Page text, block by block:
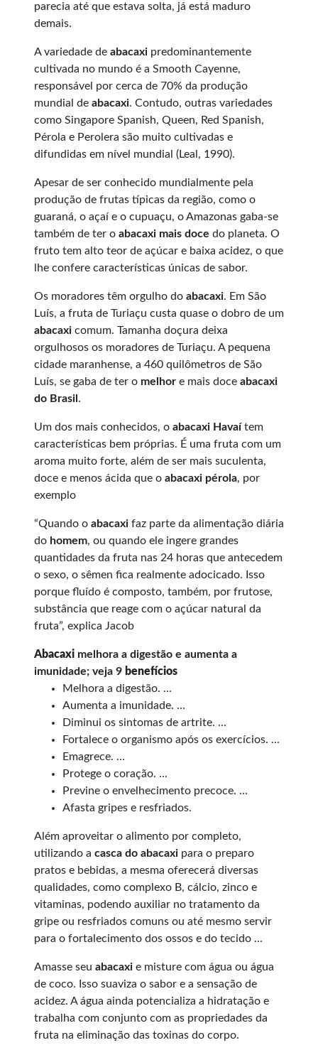
parecia até que estava solta, já está maduro
demais.
A variedade de abacaxi predominantemente
cultivada no mundo é a Smooth Cayenne,
responsável por cerca de 70% da produção
mundial de abacaxi. Contudo, outras variedades
como Singapore Spanish, Queen, Red Spanish,
Pérola e Perolera são muito cultivadas e
difundidas em nível mundial (Leal, 1990).
Apesar de ser conhecido mundialmente pela
produção de frutas típicas da região, como o
guaraná, o açaí e o cupuaçu, o Amazonas gaba-se
também de ter o abacaxi mais doce do planeta. O
fruto tem alto teor de açúcar e baixa acidez, o que
lhe confere características únicas de sabor.
Os moradores têm orgulho do abacaxi. Em São
Luís, a fruta de Turiaçu custa quase o dobro de um
abacaxi comum. Tamanha doçura deixa
orgulhosos os moradores de Turiaçu. A pequena
cidade maranhense, a 460 quilômetros de São
Luís, se gaba de ter o melhor e mais doce abacaxi
do Brasil .
Um dos mais conhecidos, o abacaxi Havaítem
características bem próprias. É uma fruta com um
aroma muito forte, além de ser mais suculenta,
doce e menos ácida que o abacaxi pérola, por
exemplo
“Quando o abacaxi faz parte da alimentação diária
do homem, ou quando ele ingere grandes
quantidades da fruta nas 24 horas que antecedem
o sexo, o sêmen fica realmente adocicado. Isso
porque fluído é composto, também, por frutose,
substância que reage com o açúcar natural da
fruta”, explica Jacob
Abacaxi melhora a digestão e aumenta a
imunidade; veja 9 benefícios
Melhora a digestão. ...
Aumenta a imunidade. ...
Diminui os sintomas de artrite. ...
Fortalece o organismo após os exercícios. ...
Emagrece. ...
Protege o coração. ...
Previne o envelhecimento precoce. ...
Afasta gripes e resfriados.
Além aproveitar o alimento por completo,
utilizando a casca do abacaxi para o preparo
pratos e bebidas, a mesma oferecerá diversas
qualidades, como complexo B, cálcio, zinco e
vitaminas, podendo auxiliar no tratamento da
gripe ou resfriados comuns ou até mesmo servir
para o fortalecimento dos ossos e do tecido ...
Amasse seu abacaxi e misture com água ou água
de coco. Isso suaviza o sabor e a sensação de
acidez. A água ainda potencializa a hidratação e
trabalha com conjunto com as propriedades da
fruta na eliminação das toxinas do corpo.